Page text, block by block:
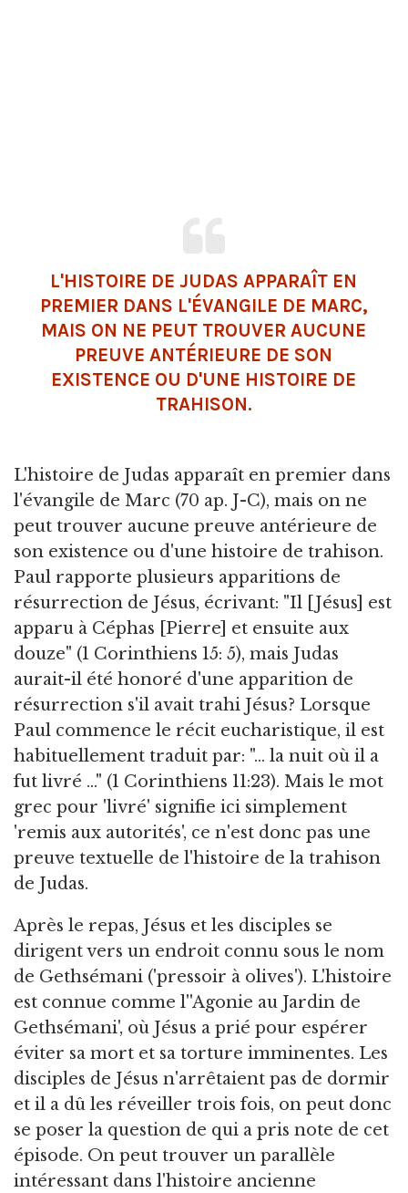
L'HISTOIRE DE JUDAS APPARAÎT EN
PREMIER DANS L'ÉVANGILE DE MARC,
MAIS ON NE PEUT TROUVER AUCUNE
PREUVE ANTÉRIEURE DE SON
EXISTENCE OU D'UNE HISTOIRE DE
TRAHISON.
L'histoire de Judas apparaît en premier dans
l'évangile de Marc (70 ap. J-C), mais on ne
peut trouver aucune preuve antérieure de
son existence ou d'une histoire de trahison.
Paul rapporte plusieurs apparitions de
résurrection de Jésus, écrivant: "Il [Jésus] est
apparu à Céphas [Pierre] et ensuite aux
douze" (1 Corinthiens 15: 5), mais Judas
aurait-il été honoré d'une apparition de
résurrection s'il avait trahi Jésus? Lorsque
Paul commence le récit eucharistique, il est
habituellement traduit par: "... la nuit où il a
fut livré ..." (1 Corinthiens 11:23). Mais le mot
grec pour 'livré' signifie ici simplement
'remis aux autorités', ce n'est donc pas une
preuve textuelle de l'histoire de la trahison
de Judas.
Après le repas, Jésus et les disciples se
dirigent vers un endroit connu sous le nom
de Gethsémani ('pressoir à olives'). L'histoire
est connue comme l''Agonie au Jardin de
Gethsémani', où Jésus a prié pour espérer
éviter sa mort et sa torture imminentes. Les
disciples de Jésus n'arrêtaient pas de dormir
et il a dû les réveiller trois fois, on peut donc
se poser la question de qui a pris note de cet
épisode. On peut trouver un parallèle
intéressant dans l'histoire ancienne